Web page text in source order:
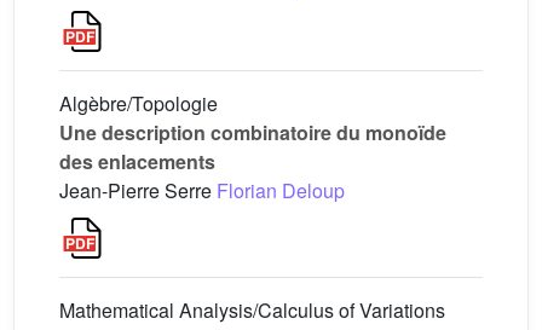
Algèbre/Topologie
Une description combinatoire du monoïde
des enlacements
Jean-Pierre Serre Florian Deloup
Mathematical Analysis/Calculus of Variations